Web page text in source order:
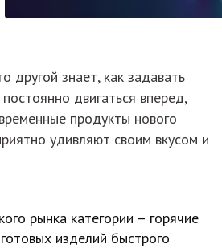
другой знает, как задавать
двигаться вперед,
продукты нового
удивляют своим вкусом и
рынка категории – горячие
изделий быстрого